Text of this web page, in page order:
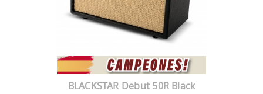
BLACKSTAR Debut 50R Black